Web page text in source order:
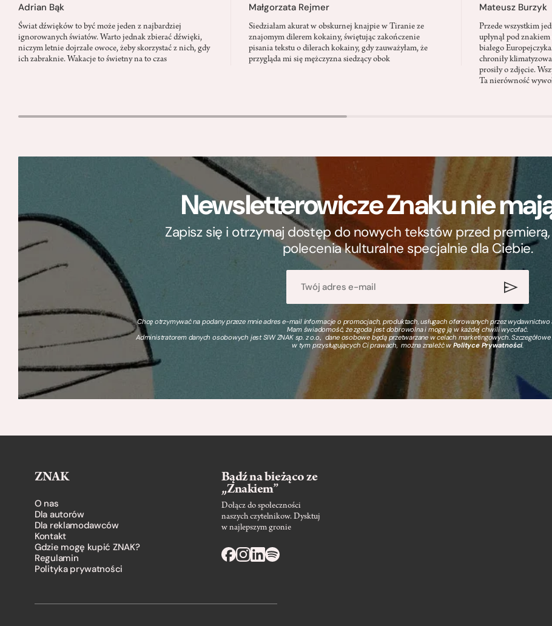
Adrian Bąk
Świat dźwięków to być może jeden z najbardziej
ignorowanych światów. Warto jednak zbierać dźwięki,
niczym letnie dojrzałe owoce, żeby skorzystać z nich, gdy
ich zabraknie. Wakacje to świetny na to czas
Małgorzata Rejmer
Siedziałam akurat w obskurnej knajpie w Tiranie ze
znajomym dilerem kokainy, świętując zakończenie
pisania tekstu o dilerach kokainy, gdy zauważyłam, że
przygląda mi się mężczyzna siedzący obok
Mateusz Burzyk
Przede wszystkim
upłynął pod
białego
chroniły
prosiły o zdjęcie.
Ta nierówność
Newsletterowicze Znaku nie
Zapisz się i otrzymaj dostęp do nowych tekstów przed
polecenia kulturalne specjalnie dla Ciebie.
Chcę otrzymywać na podany przeze mnie adres e-mail informacje o promocjach, produktach, usługach oferowanych przez wydawnictwo
Mam świadomość, że zgoda jest dobrowolna i mogę ją w każdej chwili wycofać.
Administratorem danych osobowych jest SIW ZNAK sp. z o.o., dane osobowe będą przetwarzane w celach marketingowych.
w tym przysługujących Ci prawach, można znaleźć wPolityce Prywatności.
ZNAK
O nas
Dla autorów
Dla reklamodawców
Kontakt
Gdzie mogę kupić ZNAK?
Regulamin
Polityka prywatności
Bądź na bieżąco ze
„Znakiem”
Dołącz do społeczności
naszych czytelnikow. Dysktuj
w najlepszym gronie